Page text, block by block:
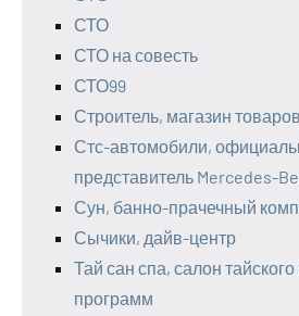
СТО
СТО на совесть
СТО99
Строитель, магазин
Стс-автомобили,
представитель Mercedes-
Сун, банно-прачечный
Сычики, дайв-центр
Тай сан спа, салон
программ